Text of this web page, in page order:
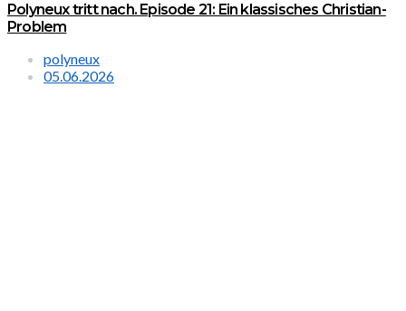
Polyneux tritt nach. Episode 21: Ein klassisches Christian-
Problem
polyneux
05.06.2026